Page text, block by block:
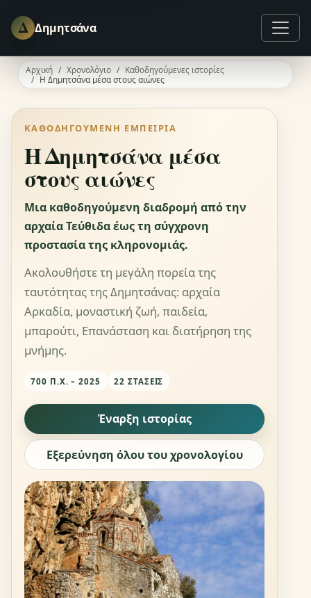
Δ Δημητσάνα
Αρχική Χρονολόγιο
Καθοδηγούμενες ιστορίες
Η Δημητσάνα μέσα στους αιώνες
ΚΑΘΟΔΗΓΟΎΜΕΝΗ ΕΜΠΕΙΡΊΑ
Η Δημητσάνα μέσα
στους αιώνες
Μια καθοδηγούμενη διαδρομή από την
αρχαία Τεύθιδα έως τη σύγχρονη
προστασία της κληρονομιάς.
Ακολουθήστε τη μεγάλη πορεία της
ταυτότητας της Δημητσάνας: αρχαία
Αρκαδία, μοναστική ζωή, παιδεία,
μπαρούτι, Επανάσταση και διατήρηση της
μνήμης.
700 Π.Χ. – 2025 22 ΣΤΆΣΕΙΣ
Έναρξη ιστορίας
Εξερεύνηση όλου του χρονολογίου